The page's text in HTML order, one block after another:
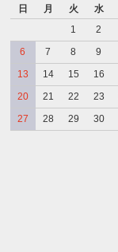
日
月 火 水
1
2
6
7 8 9
13
14 15 16
20
21 22 23
27
28 29 30